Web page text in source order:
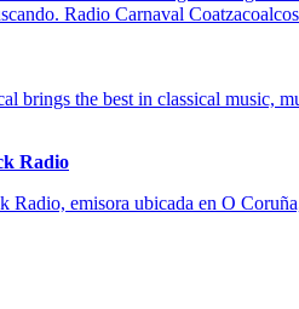
Radio Carnaval
brings the best in classical music,
Radio
Radio, emisora ubicada en O